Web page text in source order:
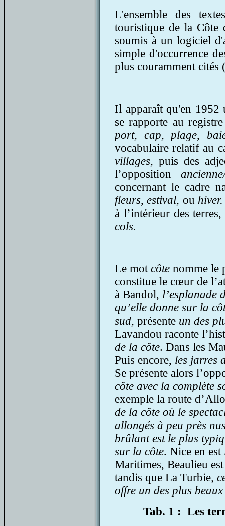
L'ensemble des
touristique de la Côte
soumis à un logiciel
simple d'occurrence
plus couramment cités
Il apparaît qu'en 1952
se rapporte au
port, cap, plage,
vocabulaire relatif au
villages, puis des
l’opposition
concernant le cadre
fleurs, estival, ou
à l’intérieur des
cols.
Le mot côte nomme le
constitue le cœur de
à Bandol, l’esplanade
qu’elle donne sur la
sud, présente un des
Lavandou raconte
de la côte. Dans les
Puis encore, les jarres
Se présente alors
côte avec la complète
exemple la route
de la côte où le
allongés à peu près
brûlant est le plus
sur la côte. Nice en est
Maritimes, Beaulieu
tandis que La Turbie,
offre un des plus
Tab. 1 : Les